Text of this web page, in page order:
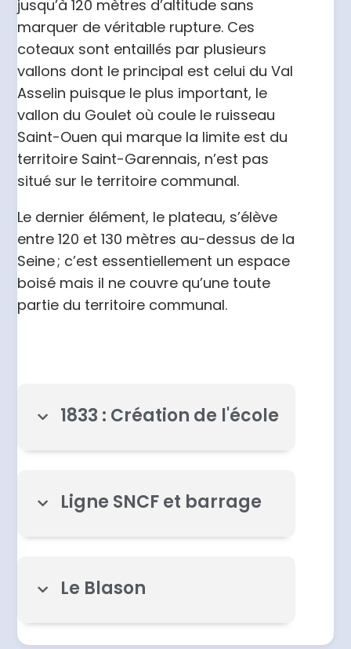
jusqu’à 120 mètres d’altitude sans
marquer de véritable rupture. Ces
coteaux sont entaillés par plusieurs
vallons dont le principal est celui du Val
Asselin puisque le plus important, le
vallon du Goulet où coule le ruisseau
Saint-Ouen qui marque la limite est du
territoire Saint-Garennais, n’est pas
situé sur le territoire communal.
Le dernier élément, le plateau, s’élève
entre 120 et 130 mètres au-dessus de la
Seine ; c’est essentiellement un espace
boisé mais il ne couvre qu’une toute
partie du territoire communal.
1833 : Création de l'école
Ligne SNCF et barrage
Le Blason